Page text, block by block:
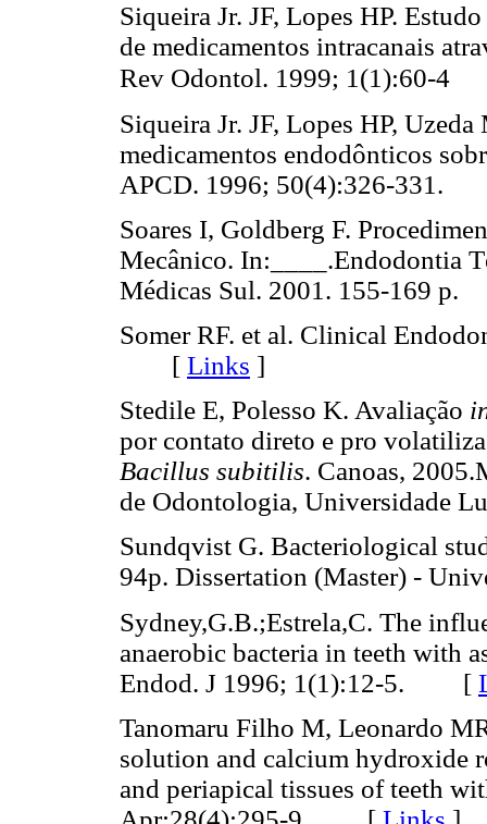
Siqueira Jr. JF, Lopes HP.
de medicamentos intracanais
Rev Odontol. 1999; 1(1):60-4
Siqueira Jr. JF, Lopes HP,
medicamentos endodônticos
APCD. 1996; 50(4):326-
Soares I, Goldberg F.
Mecânico. In:____.Endodontia
Médicas Sul. 2001. 155-
Somer RF. et al. Clinical
[ Links ]
Stedile E, Polesso K. Avaliação
por contato direto e pro
Bacillus subitilis. Canoas,
de Odontologia,
Sundqvist G. Bacteriological
94p. Dissertation (Master) -
Sydney,G.B.;Estrela,C. The
anaerobic bacteria in teeth with
Endod. J 1996; 1(1):12-5. [
Tanomaru Filho M, Leonardo
solution and calcium hydroxide
and periapical tissues of teeth